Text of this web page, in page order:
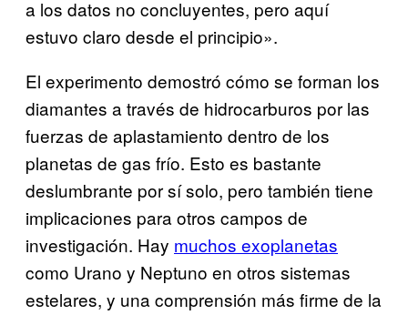
a los datos no concluyentes, pero aquí
estuvo claro desde el principio».
El experimento demostró cómo se forman los
diamantes a través de hidrocarburos por las
fuerzas de aplastamiento dentro de los
planetas de gas frío. Esto es bastante
deslumbrante por sí solo, pero también tiene
implicaciones para otros campos de
investigación. Hay muchos exoplanetas
como Urano y Neptuno en otros sistemas
estelares, y una comprensión más firme de la